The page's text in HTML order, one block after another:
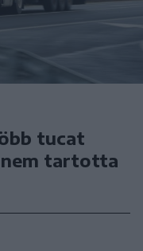
tucat
nem tartotta